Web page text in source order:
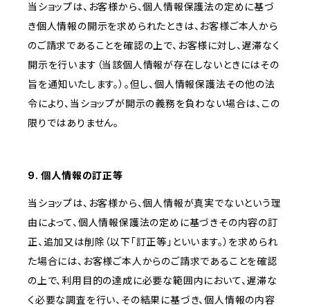
当ショップは、お客様から、個人情報保護法の定めに基づ
き個人情報の開示を求められたときは、お客様ご本人から
のご請求であることを確認の上で、お客様に対し、遅滞なく
開示を行います（当該個人情報が存在しないときにはその
旨を通知いたします。）。但し、個人情報保護法その他の法
令により、当ショップが開示の義務を負わない場合は、この
限りではありません。
9. 個人情報の訂正等
当ショップは、お客様から、個人情報が真実でないという理
由によって、個人情報保護法の定めに基づきその内容の訂
正、追加又は削除（以下「訂正等」といいます。）を求められ
た場合には、お客様ご本人からのご請求であることを確認
の上で、利用目的の達成に必要な範囲内において、遅滞な
く必要な調査を行い、その結果に基づき、個人情報の内容